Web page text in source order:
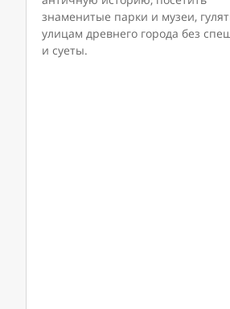
знаменитые парки и музеи,
улицам древнего города без
и суеты.